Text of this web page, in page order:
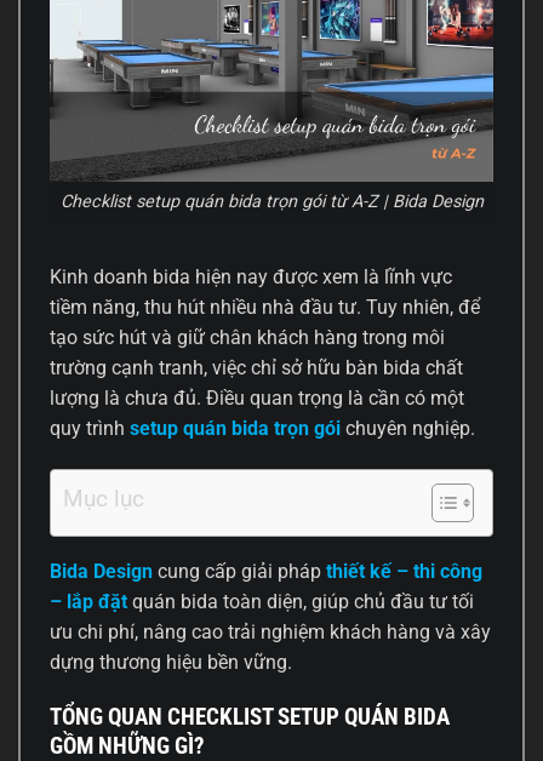
Checklist setup quán bida trọn gói từ A-Z | Bida Design
Kinh doanh bida hiện nay được xem là lĩnh vực
tiềm năng, thu hút nhiều nhà đầu tư. Tuy nhiên, để
tạo sức hút và giữ chân khách hàng trong môi
trường cạnh tranh, việc chỉ sở hữu bàn bida chất
lượng là chưa đủ. Điều quan trọng là cần có một
quy trình setup quán bida trọn gói chuyên nghiệp.
Mục lục
Bida Design cung cấp giải pháp thiết kế – thi công
– lắp đặt quán bida toàn diện, giúp chủ đầu tư tối
ưu chi phí, nâng cao trải nghiệm khách hàng và xây
dựng thương hiệu bền vững.
TỔNG QUAN CHECKLIST SETUP QUÁN BIDA
GỒM NHỮNG GÌ?